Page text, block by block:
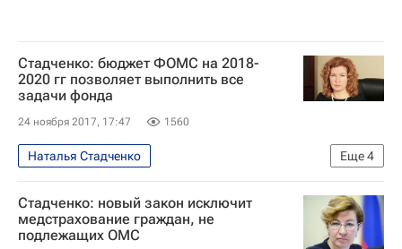
Стадченко: бюджет ФОМС на 2018-
2020 гг позволяет выполнить все
задачи фонда
24 ноября 2017, 17:47 1560
Еще4
Наталья Стадченко
Обязательное медицинское страхование
Обязательное медицинское страхование
Стадченко: новый закон исключит
медстрахование граждан, не
подлежащих ОМС